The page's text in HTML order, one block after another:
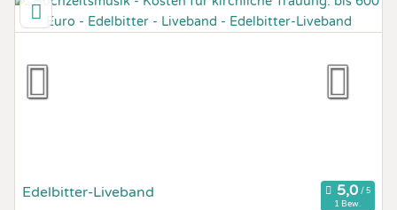
Edelbitter-Liveband
1 Bew.